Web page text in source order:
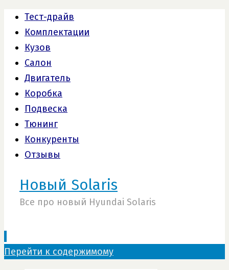
Тест-драйв
Комплектации
Кузов
Салон
Двигатель
Коробка
Подвеска
Тюнинг
Конкуренты
Отзывы
Новый Solaris
Все про новый Hyundai Solaris
Перейти к содержимому